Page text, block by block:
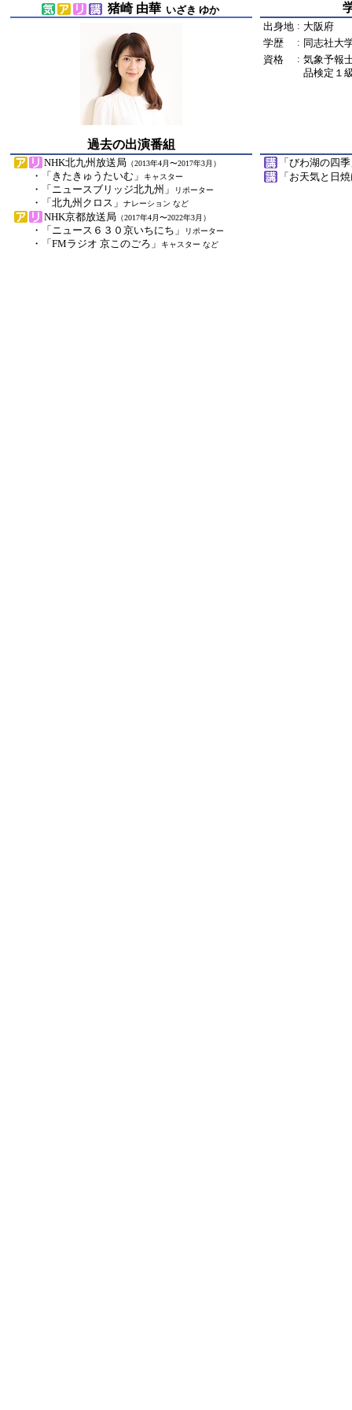
猪崎 由華 いざき ゆか
出身地 : 大阪府
学歴
: 同志社大
資格
: 気象予報
品検定１
過去の出演番組
NHK北九州放送局 （2013年4月〜2017年3月）
・「きたきゅうたいむ」 キャスター
・「ニュースブリッジ北九州」 リポーター
・「北九州クロス」 ナレーション など
NHK京都放送局 （2017年4月〜2022年3月）
・「ニュース６３０京いちにち」 リポーター
・「FMラジオ 京このごろ」 キャスター など
「びわ湖の四
「お天気と日